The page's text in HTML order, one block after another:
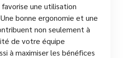
une utilisation
bonne ergonomie et une
non seulement à
de votre équipe
à maximiser les bénéfices